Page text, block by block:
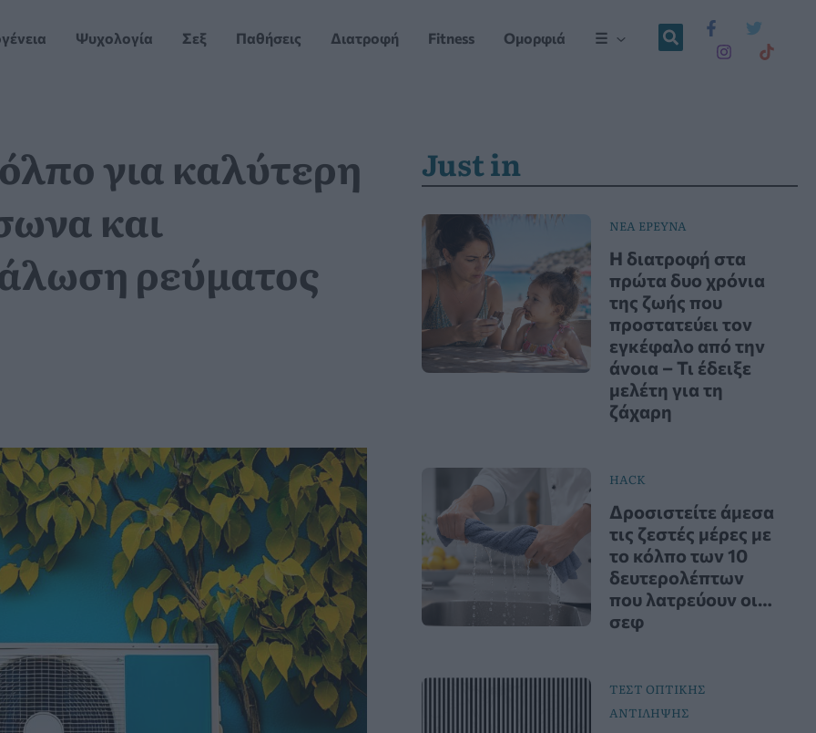
Ψυχολογία Σεξ Παθήσεις Διατροφή Fitness Ομορφιά ☰
για καλύτερη
και
ρεύματος
Just in
ΝΕΑ ΕΡΕΥΝΑ
Η διατροφή στα
πρώτα δυο χρόνια
της ζωής που
προστατεύει τον
εγκέφαλο από την
άνοια – Τι έδειξε
μελέτη για τη
ζάχαρη
HACK
Δροσιστείτε άμεσα
τις ζεστές μέρες με
το κόλπο των 10
δευτερολέπτων
που λατρεύουν οι…
σεφ
ΤΕΣΤ ΟΠΤΙΚΗΣ
ΑΝΤΙΛΗΨΗΣ